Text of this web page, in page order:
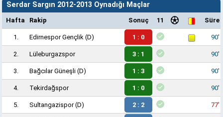
Serdar Sargın 2012-2013 Oynadığı Maçlar
Hafta Rakip Sonuç 11 Süre
1. Edirnespor Gençlik (D) 1 : 0 90'
2. Lüleburgazspor 3 : 1 90'
3. Bağcılar Güneşli (D) 1 : 3 90'
4. Tekirdağspor 1 : 0 90'
5. Sultangazispor(D) 2 : 2 77'